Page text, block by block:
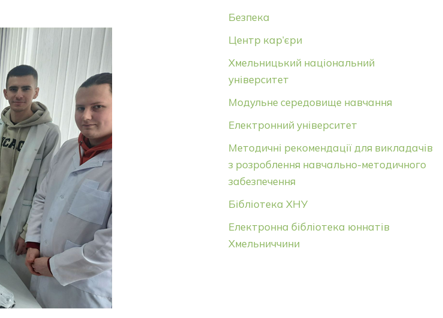
Безпека
Центр кар’єри
Хмельницький національний
університет
Модульне середовище навчання
Електронний університет
Методичні рекомендації для викладачів
з розроблення навчально-методичного
забезпечення
Бібліотека ХНУ
Електронна бібліотека юннатів
Хмельниччини